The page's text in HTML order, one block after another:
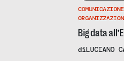
COMUNICAZIONE
Big data
diLUCIANO